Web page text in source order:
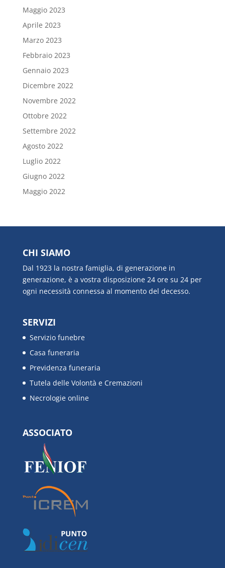
Maggio 2023
Aprile 2023
Marzo 2023
Febbraio 2023
Gennaio 2023
Dicembre 2022
Novembre 2022
Ottobre 2022
Settembre 2022
Agosto 2022
Luglio 2022
Giugno 2022
Maggio 2022
CHI SIAMO
Dal 1923 la nostra famiglia, di generazione in
generazione, è a vostra disposizione 24 ore su 24 per
ogni necessità connessa al momento del decesso.
SERVIZI
Servizio funebre
Casa funeraria
Previdenza funeraria
Tutela delle Volontà e Cremazioni
Necrologie online
ASSOCIATO